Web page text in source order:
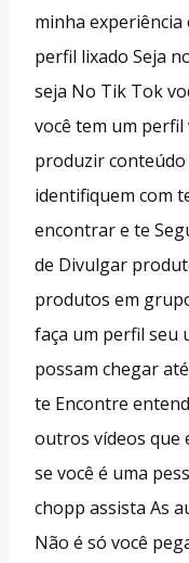
minha experiência
perfil lixado Seja
seja No Tik Tok
você tem um
produzir conteúdo
identifiquem com
encontrar e te
de Divulgar
produtos em
faça um perfil seu
possam chegar
te Encontre
outros vídeos que
se você é uma
chopp assista As
Não é só você